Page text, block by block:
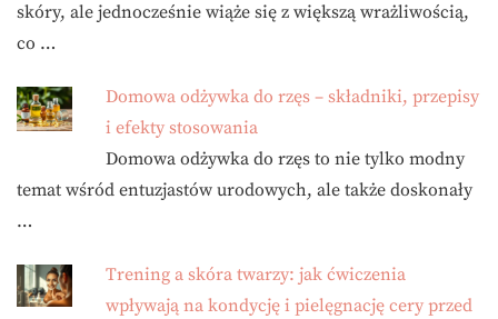
skóry, ale jednocześnie wiąże się z większą wrażliwością,
co …
Domowa odżywka do rzęs – składniki, przepisy
i efekty stosowania
Domowa odżywka do rzęs to nie tylko modny
temat wśród entuzjastów urodowych, ale także doskonały
…
Trening a skóra twarzy: jak ćwiczenia
wpływają na kondycję i pielęgnację cery przed